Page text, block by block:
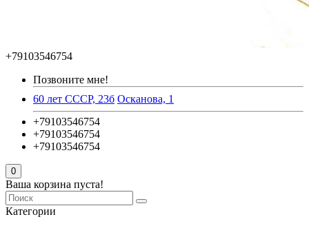
+79103546754
Позвоните мне!
60 лет СССР, 23б Осканова, 1
+79103546754
+79103546754
+79103546754
0
Ваша корзина пуста!
Категории